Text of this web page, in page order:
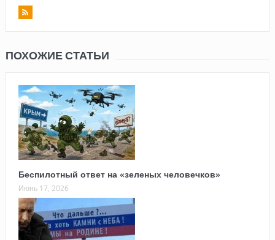
ПОХОЖИЕ СТАТЬИ
Беспилотный ответ на «зеленых человечков»
Июнь 17, 2026